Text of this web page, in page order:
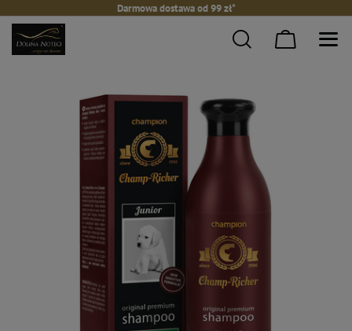
Darmowa dostawa od 99 zł*